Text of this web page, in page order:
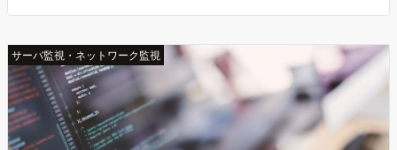
サーバ監視・ネットワーク監視